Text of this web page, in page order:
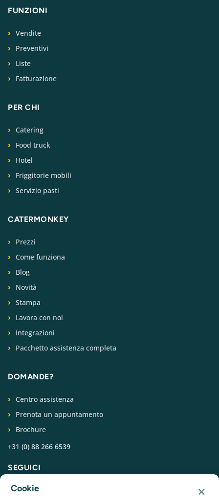
FUNZIONI
Vendite
Preventivi
Liste
Fatturazione
PER CHI
Catering
Food truck
Hotel
Friggitorie mobili
Servizio pasti
CATERMONKEY
Prezzi
Come funziona
Blog
Novità
Stampa
Lavora con noi
Integrazioni
Pacchetto assistenza completa
DOMANDE?
Centro assistenza
Prenota un appuntamento
Brochure
+31 (0) 88 266 6539
SEGUICI
Cookie ×